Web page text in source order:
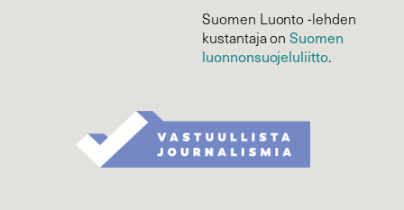
Suomen Luonto -lehden
kustantaja onSuomen
luonnonsuojelu­liitto.